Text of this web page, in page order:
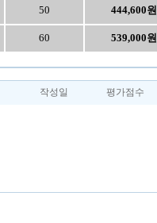
50 444,600원
60 539,000원
작성일 평가점수